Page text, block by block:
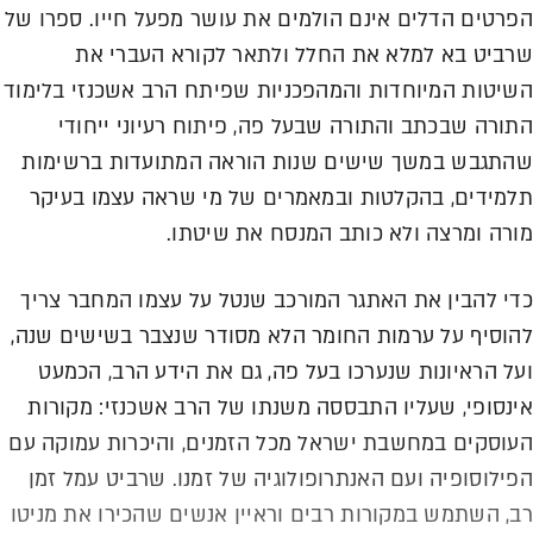
הפרטים הדלים אינם הולמים את עושר מפעל חייו. ספרו של
שרביט בא למלא את החלל ולתאר לקורא העברי את
השיטות המיוחדות והמהפכניות שפיתח הרב אשכנזי בלימוד
התורה שבכתב והתורה שבעל פה, פיתוח רעיוני ייחודי
שהתגבש במשך שישים שנות הוראה המתועדות ברשימות
תלמידים, בהקלטות ובמאמרים של מי שראה עצמו בעיקר
מורה ומרצה ולא כותב המנסח את שיטתו.
כדי להבין את האתגר המורכב שנטל על עצמו המחבר צריך
להוסיף על ערמות החומר הלא מסודר שנצבר בשישים שנה,
ועל הראיונות שנערכו בעל פה, גם את הידע הרב, הכמעט
אינסופי, שעליו התבססה משנתו של הרב אשכנזי: מקורות
העוסקים במחשבת ישראל מכל הזמנים, והיכרות עמוקה עם
הפילוסופיה ועם האנתרופולוגיה של זמנו. שרביט עמל זמן
רב, השתמש במקורות רבים וראיין אנשים שהכירו את מניטו